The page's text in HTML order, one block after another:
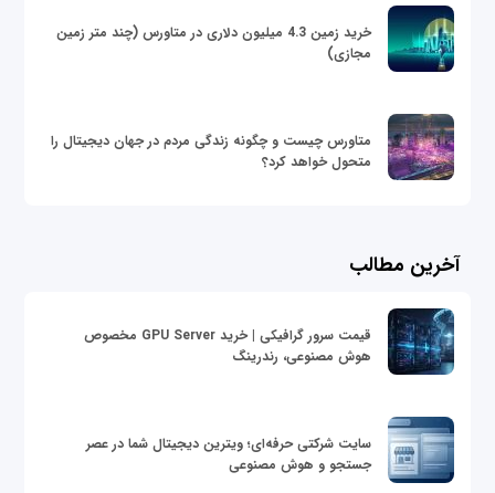
خرید زمین 4.3 میلیون دلاری در متاورس (چند متر زمین
مجازی)
متاورس چیست و چگونه زندگی مردم در جهان دیجیتال را
متحول خواهد کرد؟
آخرین مطالب
قیمت سرور گرافیکی | خرید GPU Server مخصوص
هوش مصنوعی، رندرینگ
سایت شرکتی حرفه‌ای؛ ویترین دیجیتال شما در عصر
جستجو و هوش مصنوعی